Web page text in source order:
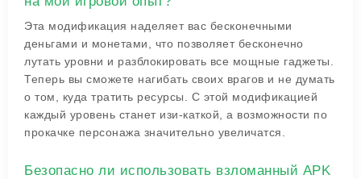
Эта модификация наделяет вас бесконечными
деньгами и монетами, что позволяет бесконечно
лутать уровни и разблокировать все мощные гаджеты.
Теперь вы сможете нагибать своих врагов и не думать
о том, куда тратить ресурсы. С этой модификацией
каждый уровень станет изи-каткой, а возможности по
прокачке персонажа значительно увеличатся.
Безопасно ли использовать взломанный APK